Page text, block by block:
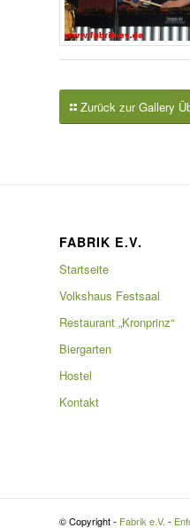
Zurück zur Gallery
FABRIK E.V.
Startseite
Volkshaus Festsaal
Restaurant „Kronprinz“
Biergarten
Hostel
Kontakt
© Copyright - Fabrik e.V. -